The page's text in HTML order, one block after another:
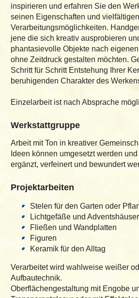
inspirieren und erfahren Sie den
seinen Eigenschaften und vielfältigen
Verarbeitungsmöglichkeiten.
jene die sich kreativ ausprobieren
phantasievolle Objekte nach
ohne Zeitdruck gestalten möchten.
Schritt für Schritt Entstehung Ihrer
beruhigenden Charakter des
Einzelarbeit ist nach Absprache
Werkstattgruppe
Arbeit mit Ton in kreativer
Ideen können umgesetzt werden
ergänzt, verfeinert und bewundert
Projektarbeiten
Stelen für den Garten oder
Lichtgefäße und Adventshäuser
Fließen und Wandplatten
Figuren
Keramik für den Alltag
Verarbeitet wird wahlweise weißer
Aufbautechnik.
Oberflächengestaltung mit Engobe